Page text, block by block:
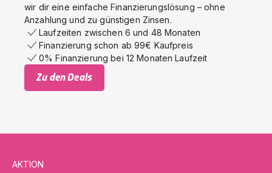
wir dir eine einfache Finanzierungslösung – ohne
Anzahlung und zu günstigen Zinsen.
Laufzeiten zwischen 6 und 48 Monaten
Finanzierung schon ab 99€ Kaufpreis
0% Finanzierung bei 12 Monaten Laufzeit
Zu den Deals
AKTION